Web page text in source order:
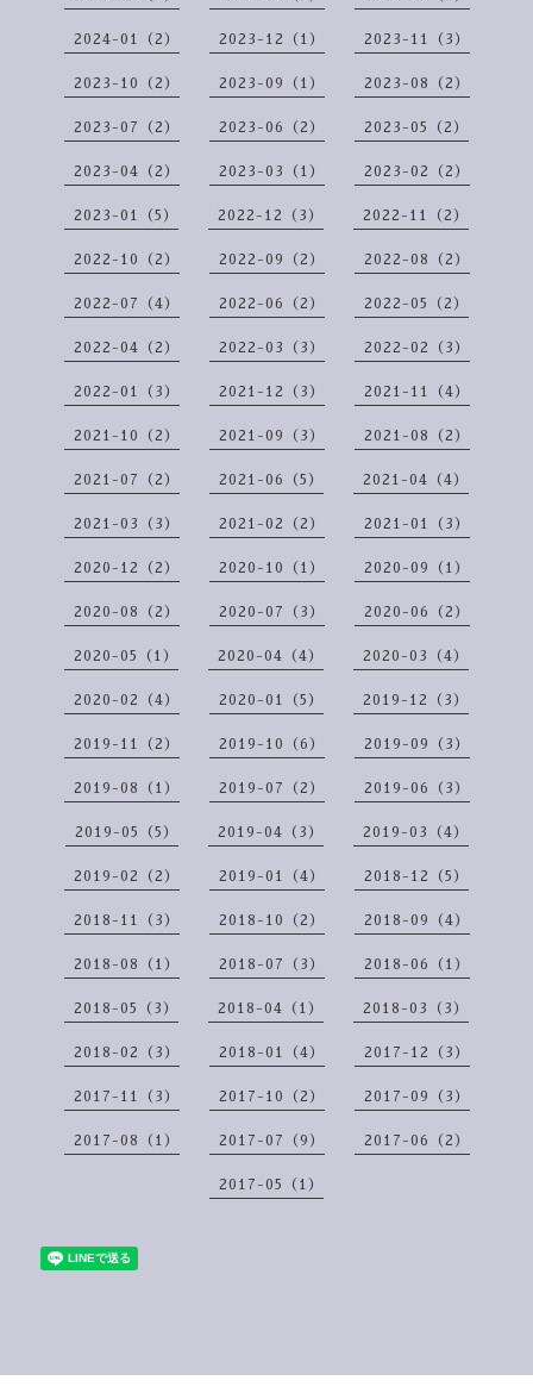
2024-01（2） 2023-12（1） 2023-11（3）
2023-10（2） 2023-09（1） 2023-08（2）
2023-07（2） 2023-06（2） 2023-05（2）
2023-04（2） 2023-03（1） 2023-02（2）
2023-01（5） 2022-12（3） 2022-11（2）
2022-10（2） 2022-09（2） 2022-08（2）
2022-07（4） 2022-06（2） 2022-05（2）
2022-04（2） 2022-03（3） 2022-02（3）
2022-01（3） 2021-12（3） 2021-11（4）
2021-10（2） 2021-09（3） 2021-08（2）
2021-07（2） 2021-06（5） 2021-04（4）
2021-03（3） 2021-02（2） 2021-01（3）
2020-12（2） 2020-10（1） 2020-09（1）
2020-08（2） 2020-07（3） 2020-06（2）
2020-05（1） 2020-04（4） 2020-03（4）
2020-02（4） 2020-01（5） 2019-12（3）
2019-11（2） 2019-10（6） 2019-09（3）
2019-08（1） 2019-07（2） 2019-06（3）
2019-05（5） 2019-04（3） 2019-03（4）
2019-02（2） 2019-01（4） 2018-12（5）
2018-11（3） 2018-10（2） 2018-09（4）
2018-08（1） 2018-07（3） 2018-06（1）
2018-05（3） 2018-04（1） 2018-03（3）
2018-02（3） 2018-01（4） 2017-12（3）
2017-11（3） 2017-10（2） 2017-09（3）
2017-08（1） 2017-07（9） 2017-06（2）
2017-05（1）